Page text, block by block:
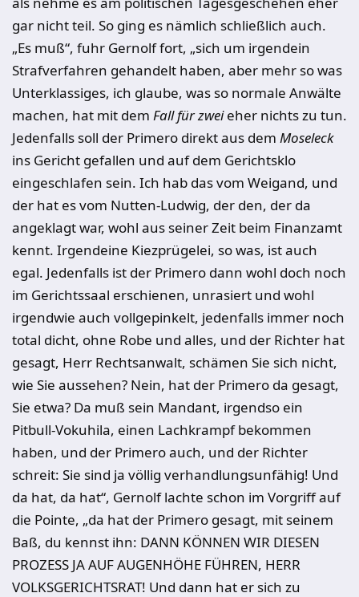
gar nicht teil. So ging es nämlich schließlich auch.
„Es muß“, fuhr Gernolf fort, „sich um irgendein
Strafverfahren gehandelt haben, aber mehr so was
Unterklassiges, ich glaube, was so normale Anwäl­te
machen, hat mit dem Fall für zweieher nichts zu tun.
Jedenfalls soll der Primero direkt aus dem Moseleck
ins Gericht gefallen und auf dem Gerichts­klo
eingeschlafen sein. Ich hab das vom Weigand, und
der hat es vom Nut­ten-Ludwig, der den, der da
angeklagt war, wohl aus seiner Zeit beim Fi­nanzamt
kennt. Irgendeine Kiezprügelei, so was, ist auch
egal. Jedenfalls ist der Primero dann wohl doch noch
im Gerichtssaal erschienen, unrasiert und wohl
irgendwie auch vollgepinkelt, jedenfalls immer noch
total dicht, ohne Robe und alles, und der Richter hat
gesagt, Herr Rechtsanwalt, schämen Sie sich nicht,
wie Sie aussehen? Nein, hat der Primero da gesagt,
Sie etwa? Da muß sein Mandant, irgendso ein
Pitbull-Vokuhila, einen Lachkrampf be­kommen
haben, und der Primero auch, und der Richter
schreit: Sie sind ja völlig verhandlungsunfähig! Und
da hat, da hat“, Gernolf lachte schon im Vorgriff auf
die Pointe, „da hat der Primero gesagt, mit seinem
Baß, du kennst ihn: DANN KÖNNEN WIR DIESEN
PROZESS JA AUF AUGEN­HÖHE FÜHREN, HERR
VOLKSGERICHTSRAT! Und dann hat er sich zu